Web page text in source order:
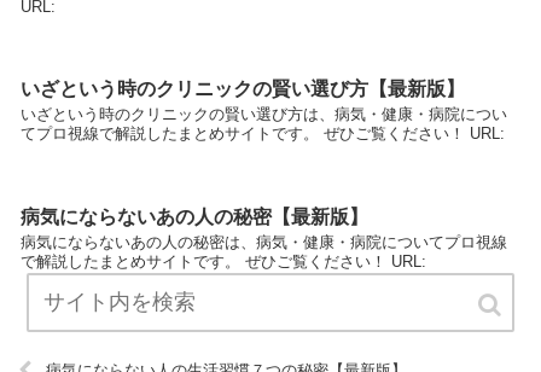
URL:
いざという時のクリニックの賢い選び方【最新版】
いざという時のクリニックの賢い選び方は、病気・健康・病院につい
てプロ視線で解説したまとめサイトです。 ぜひご覧ください！ URL:
病気にならないあの人の秘密【最新版】
病気にならないあの人の秘密は、病気・健康・病院についてプロ視線
で解説したまとめサイトです。 ぜひご覧ください！ URL: